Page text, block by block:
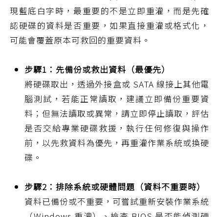
現藍底白字時，最重要的不是立即重灌，而是先確
認硬碟的資料是否重要，如果直接重灌或格式化，
可能會覆蓋原本可救回的重要資料。
步驟1：先備份或救出資料（最優先）
將硬碟取出，透過外接盒或 SATA 線接上其他電
腦測試，若能正常讀取，建議立即備份重要資
料；但無法讀取或異常，請立即停止讀取，評估
是否交給專業硬碟救援，執行任何修復與操作
前，以先救資料為優先，再重灌作業系統或換硬
碟。
步驟2：排除系統或硬體問題（資料不重要時）
資料已備份或不重要，可嘗試重新安裝作業系統